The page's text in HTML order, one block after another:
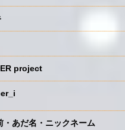
project
・あだ名・ニックネーム